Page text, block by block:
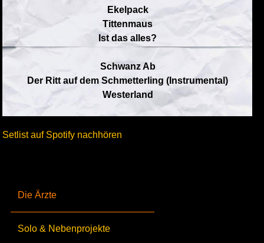
Die Ärzte
Solo & Nebenprojekte
Ekelpack
Tittenmaus
Ist das alles?
Schwanz Ab
Der Ritt auf dem Schmetterling (Instrumental)
Westerland
Setlist auf Spotify nachhören